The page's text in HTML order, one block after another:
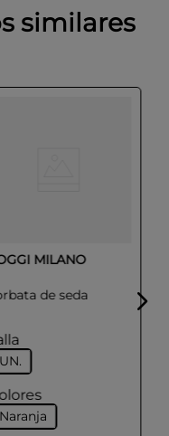
similares
MILANO
de seda
UN.
Naranja